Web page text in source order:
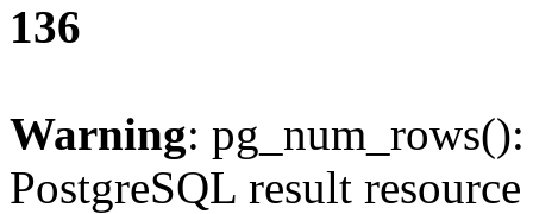
136
Warning:
PostgreSQL result